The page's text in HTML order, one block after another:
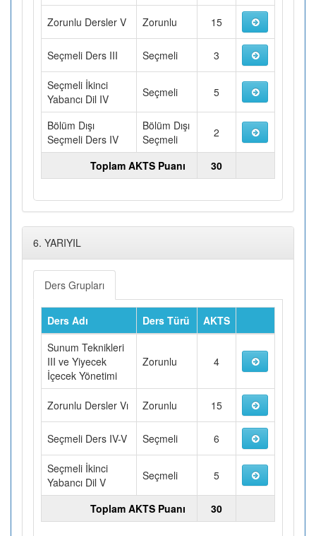
Zorunlu Dersler V Zorunlu 15
Seçmeli Ders III Seçmeli 3
Seçmeli İkinci
Yabancı Dil IV
Seçmeli 5
Bölüm Dışı
Seçmeli Ders IV
Bölüm Dışı
Seçmeli
2
Toplam AKTS Puanı 30
6. YARIYIL
Ders Grupları
Ders Adı Ders Türü
AKTS
Sunum Teknikleri
III ve Yiyecek
İçecek Yönetimi
Zorunlu 4
Zorunlu Dersler Vı Zorunlu 15
Seçmeli Ders IV-V Seçmeli 6
Seçmeli İkinci
Yabancı Dil V
Seçmeli 5
Toplam AKTS Puanı 30